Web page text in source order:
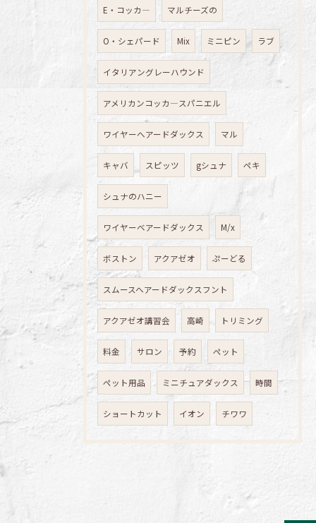
E・コッカ― マルチーズの
O・シェパード Mix ミニピン ラブ
イタリアングレーハウンド
アメリカンコッカ―スパニエル
ワイヤーへアードダックス マル
キャバ スピッツ gシュナ ペキ
シュナのハニー
ワイヤーベアードダックス M/x
ボストン アクアゼオ ぷーどる
スムースヘアードダックスフント
アクアゼオ講習会 高崎 トリミング
料金 サロン 予約 ペット
ペット用品 ミニチュアダックス 時間
ショートカット イオン チワワ